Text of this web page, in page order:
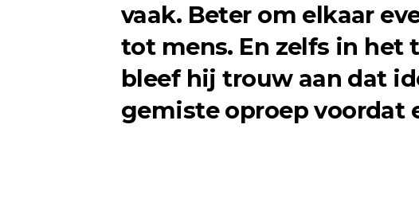
vaak. Beter om elkaar
tot mens. En zelfs in het
bleef hij trouw aan dat
gemiste oproep voordat